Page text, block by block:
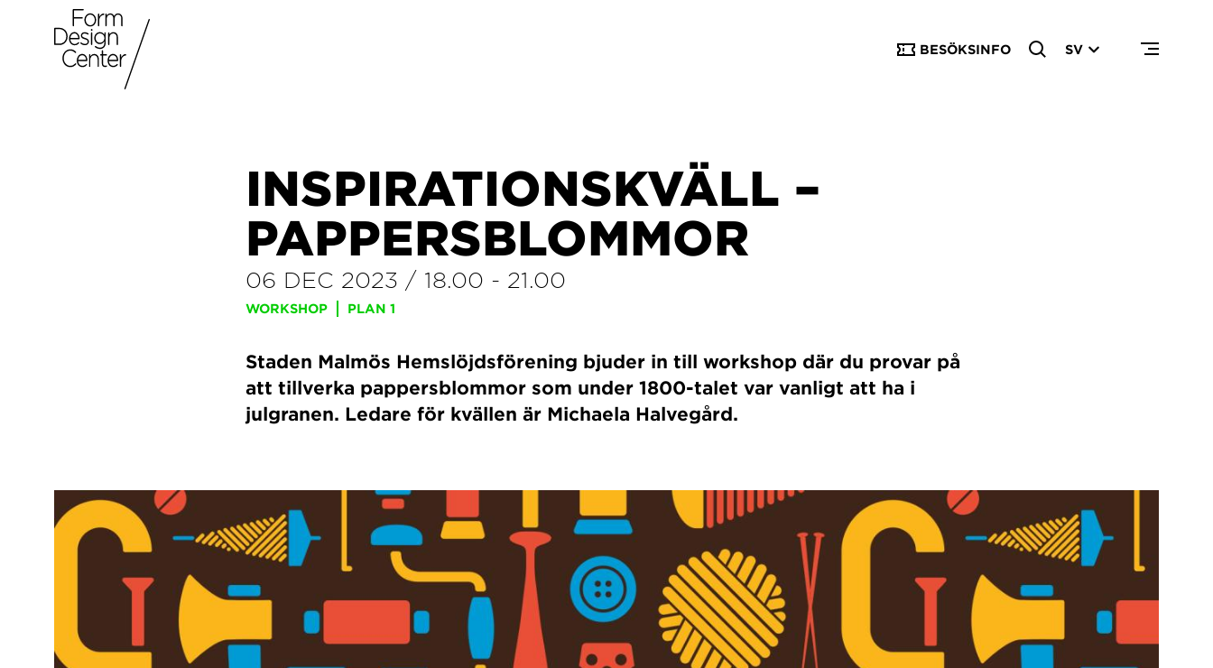
BESÖKSINFO SV
INSPIRATIONSKVÄLL –
PAPPERSBLOMMOR
06 DEC 2023 / 18.00 - 21.00
WORKSHOP PLAN 1
Staden Malmös Hemslöjdsförening bjuder in till workshop där du provar på
att tillverka pappersblommor som under 1800-talet var vanligt att ha i
julgranen. Ledare för kvällen är Michaela Halvegård.